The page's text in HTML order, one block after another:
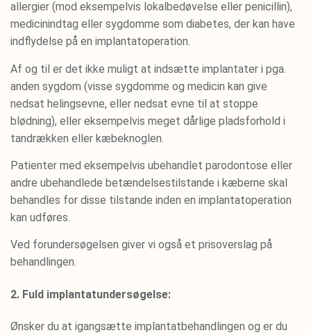
allergier (mod eksempelvis lokalbedøvelse eller penicillin),
medicinindtag eller sygdomme som diabetes, der kan have
indflydelse på en implantatoperation.
Af og til er det ikke muligt at indsætte implantater i pga.
anden sygdom (visse sygdomme og medicin kan give
nedsat helingsevne, eller nedsat evne til at stoppe
blødning), eller eksempelvis meget dårlige pladsforhold i
tandrækken eller kæbeknoglen.
Patienter med eksempelvis ubehandlet parodontose eller
andre ubehandlede betændelsestilstande i kæberne skal
behandles for disse tilstande inden en implantatoperation
kan udføres.
Ved forundersøgelsen giver vi også et prisoverslag på
behandlingen.
2. Fuld implantatundersøgelse:
Ønsker du at igangsætte implantatbehandlingen og er du